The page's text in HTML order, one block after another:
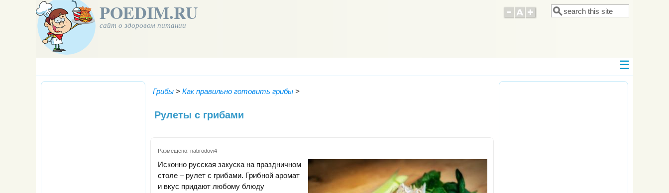
POEDIM.RU
сайт о здоровом питании
Форма поиска
Поиск
Грибы > Как правильно готовить грибы >
Рулеты с грибами
Размещено: nabrodovi4
Исконно русская закуска на праздничном
столе – рулет с грибами. Грибной аромат
и вкус придают любому блюду